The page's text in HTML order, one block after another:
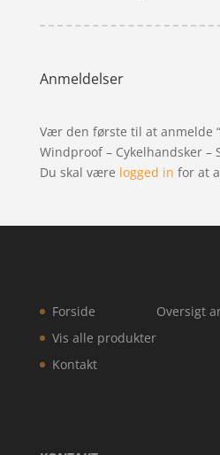
Anmeldelser
Vær den første til at anmelde
Windproof – Cykelhandsker –
Du skal være logged in for at
Forside
Vis alle produkter
Kontakt
Oversigt